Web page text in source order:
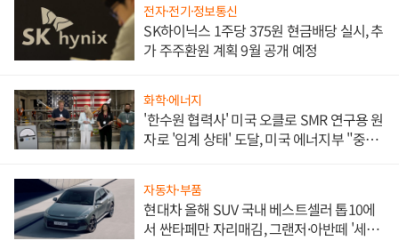
전자·전기·정보통신
SK하이닉스 1주당 375원 현금배당 실시, 추
가 주주환원 계획 9월 공개 예정
화학·에너지
'한수원 협력사' 미국 오클로 SMR 연구용 원
자로 '임계 상태' 도달, 미국 에너지부 "중요
자동차·부품
현대차 올해 SUV 국내 베스트셀러 톱10에
서 싼타페만 자리매김, 그랜저·아반떼 '세단